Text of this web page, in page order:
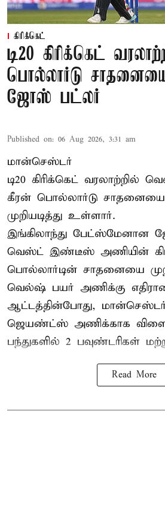
கிரிக்கெட்
டி20 கிரிக்கெட்
பொல்லார்டு சாதனையை
ஜோஸ் பட்லர்
Published on: 06 Aug 2026, 3:31 am
மான்செஸ்டர்
டி20 கிரிக்கெட்
கீரன் பொல்லார்டு
முறியடித்து உள்ளார்.
இங்கிலாந்து பேட்ஸ்மேனான
வெஸ்ட் இண்டீஸ் அணியின்
பொல்லார்டின் சாதனையை
வெல்ஷ் பயர் அணிக்கு
ஆட்டத்தின்போது, மான்செஸ்டர்
ஜெயண்ட்ஸ் அணிக்காக
பந்துகளில் 2 பவுண்டரிகள்
Read More